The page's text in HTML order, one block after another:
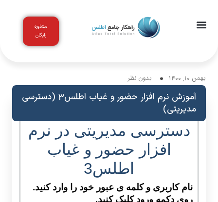
مشاوره
رایگان
بهمن 10, 1400 بدون نظر
آموزش نرم افزار حضور و غیاب اطلس3 (دسترسی
مدیریتی)
دسترسی مدیریتی در نرم
افزار حضور و غیاب
اطلس3
نام کاربری و کلمه ی عبور خود را وارد کنید.
روی دکمه ورود کلیک کنید.